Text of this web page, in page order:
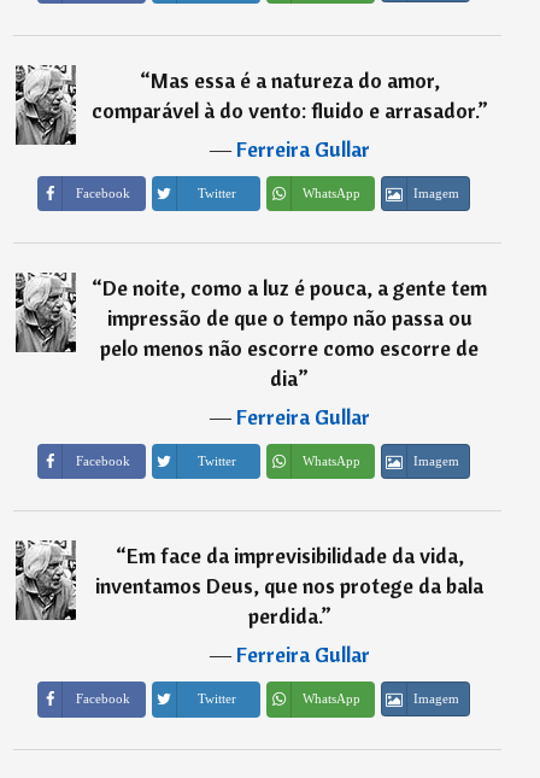
“Mas essa é a natureza do amor,
comparável à do vento: fluido e arrasador.”
―Ferreira Gullar
Facebook Twitter WhatsApp Imagem
“De noite, como a luz é pouca, a gente tem
impressão de que o tempo não passa ou
pelo menos não escorre como escorre de
dia”
―Ferreira Gullar
Facebook Twitter WhatsApp Imagem
“Em face da imprevisibilidade da vida,
inventamos Deus, que nos protege da bala
perdida.”
―Ferreira Gullar
Facebook Twitter WhatsApp Imagem